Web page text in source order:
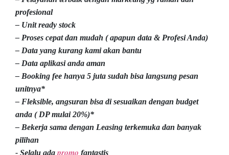
profesional
– Unit ready stock
– Proses cepat dan mudah ( apapun data & Profesi Anda)
– Data yang kurang kami akan bantu
– Data aplikasi anda aman
– Booking fee hanya 5 juta sudah bisa langsung pesan
unitnya*
– Fleksible, angsuran bisa di sesuaikan dengan budget
anda ( DP mulai 20%)*
– Bekerja sama dengan Leasing terkemuka dan banyak
pilihan
- Selalu ada promo fantastis